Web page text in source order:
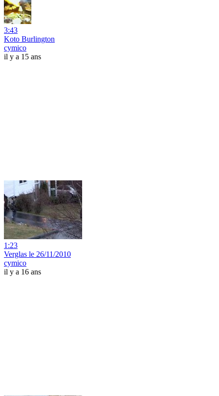
3:43
Koto Burlington
cymico
il y a 15 ans
1:23
Verglas le 26/11/2010
cymico
il y a 16 ans